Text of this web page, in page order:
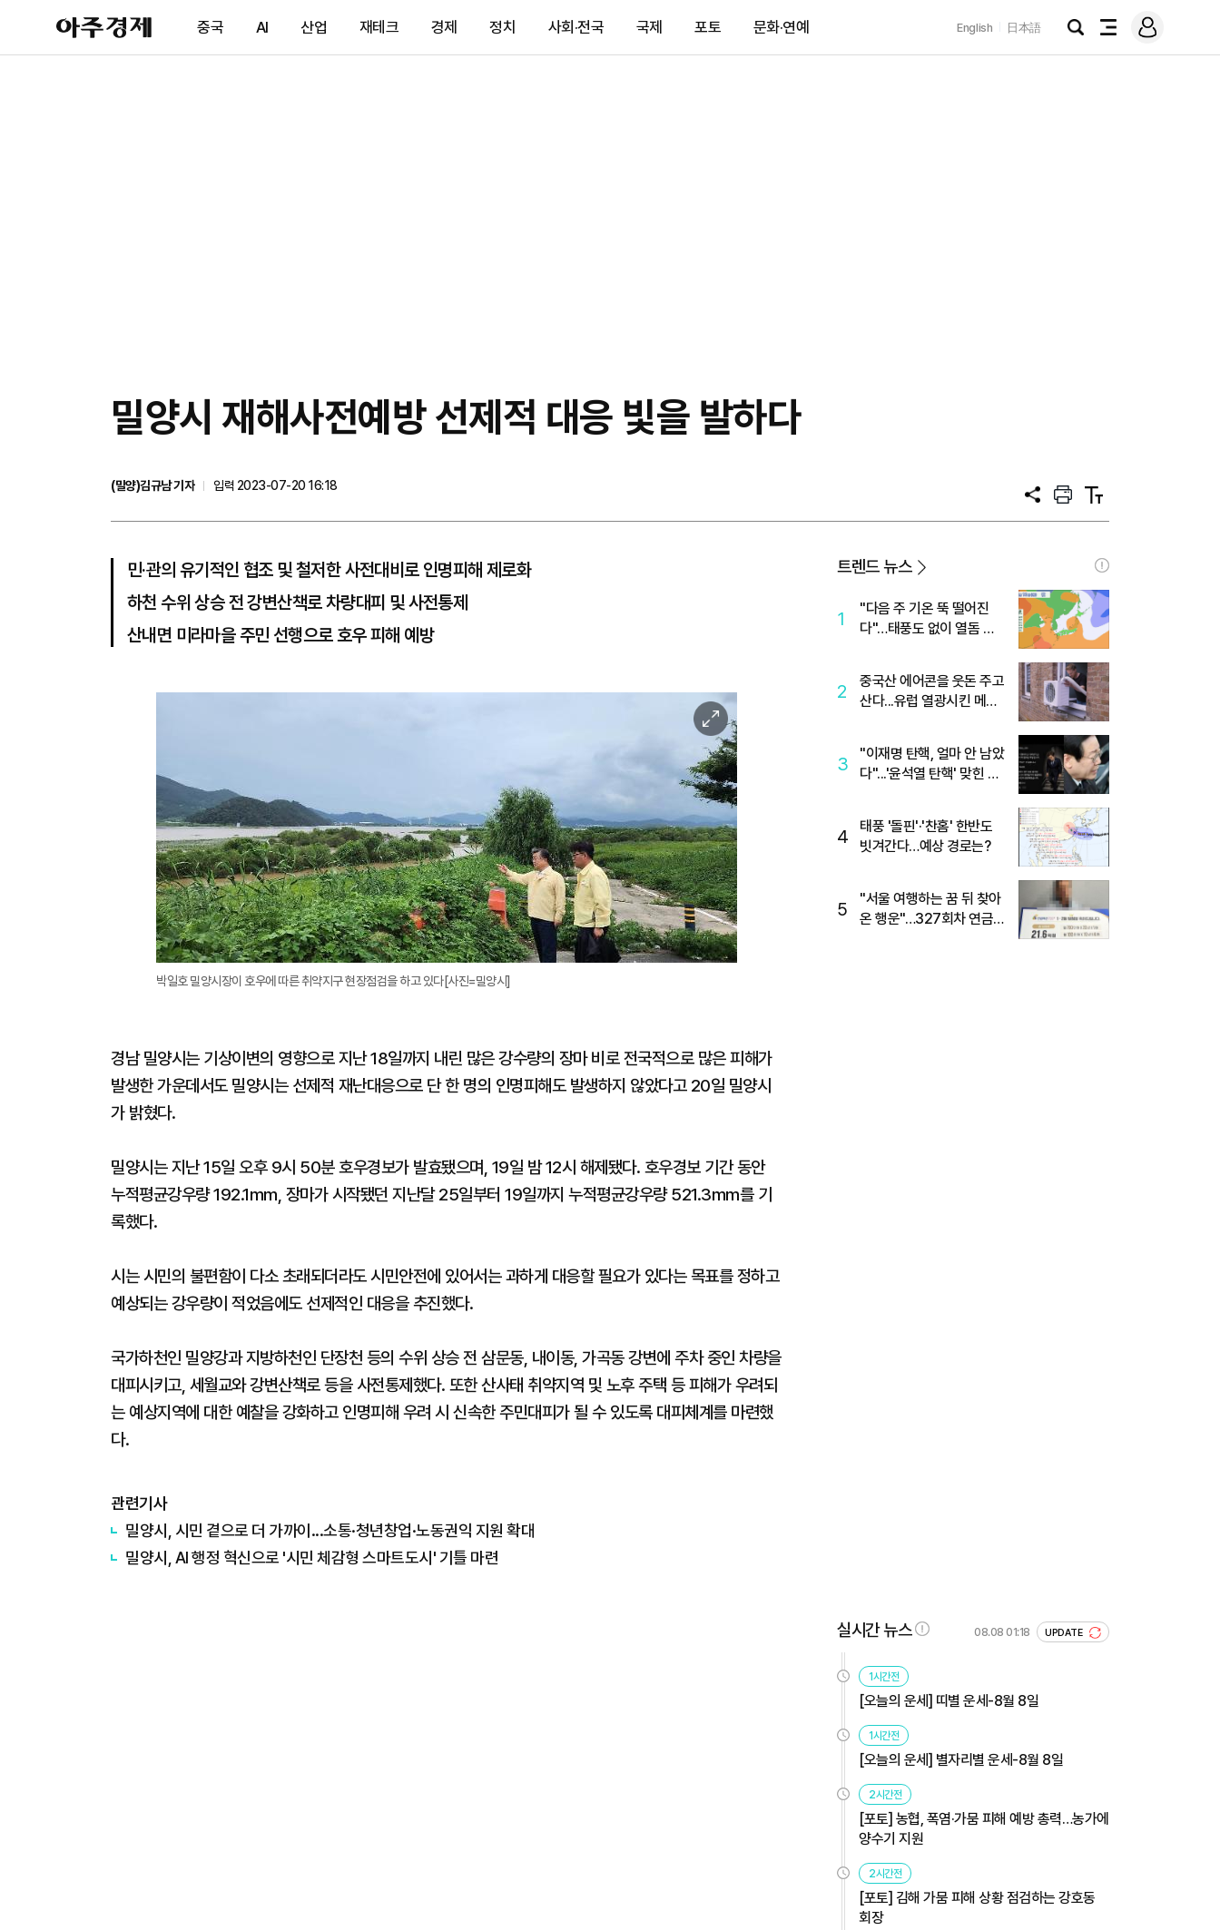
아
주
제
중국 AI 산업 재테크 경제 정치 사회·전국 국제 포토 문화·연예 English 日本語
검
전
메
그
밀양시 재해사전예방 선제적 대응 빛을 발하다
(밀양)김규남 기자
입력 2023-07-20 16:18
공
프
트
텍
트
민·관의 유기적인 협조 및 철저한 사전대비로 인명피해 제로화
하천 수위 상승 전 강변산책로 차량대피 및 사전통제
산내면 미라마을 주민 선행으로 호우 피해 예방
이
미
지
확
대
박일호 밀양시장이 호우에 따른 취약지구 현장점검을 하고 있다[사진=밀양시]
경남 밀양시는 기상이변의 영향으로 지난 18일까지 내린 많은 강수량의 장마 비로 전국적으로 많은 피해가
발생한 가운데서도 밀양시는 선제적 재난대응으로 단 한 명의 인명피해도 발생하지 않았다고 20일 밀양시
가 밝혔다.
밀양시는 지난 15일 오후 9시 50분 호우경보가 발효됐으며, 19일 밤 12시 해제됐다. 호우경보 기간 동안
누적평균강우량 192.1mm, 장마가 시작됐던 지난달 25일부터 19일까지 누적평균강우량 521.3mm를 기
록했다.
시는 시민의 불편함이 다소 초래되더라도 시민안전에 있어서는 과하게 대응할 필요가 있다는 목표를 정하고
예상되는 강우량이 적었음에도 선제적인 대응을 추진했다.
국가하천인 밀양강과 지방하천인 단장천 등의 수위 상승 전 삼문동, 내이동, 가곡동 강변에 주차 중인 차량을
대피시키고, 세월교와 강변산책로 등을 사전통제했다. 또한 산사태 취약지역 및 노후 주택 등 피해가 우려되
는 예상지역에 대한 예찰을 강화하고 인명피해 우려 시 신속한 주민대피가 될 수 있도록 대피체계를 마련했
다.
관련기사
밀양시, 시민 곁으로 더 가까이...소통·청년창업·노동권익 지원 확대
밀양시, AI 행정 혁신으로 '시민 체감형 스마트도시' 기틀 마련
트렌드 뉴스
1
"다음 주 기온 뚝 떨어진
다"…태풍도 없이 열돔 박
2
중국산 에어콘을 웃돈 주고
산다...유럽 열광시킨 메이
3
"이재명 탄핵, 얼마 안 남았
다"...'윤석열 탄핵' 맞힌 무
4
태풍 '돌핀'·'찬홈' 한반도
빗겨간다…예상 경로는?
5
"서울 여행하는 꿈 뒤 찾아
온 행운"…327회차 연금
실시간 뉴스 08.08 01:18 UPDATE
1시간전
[오늘의 운세] 띠별 운세-8월 8일
1시간전
[오늘의 운세] 별자리별 운세-8월 8일
2시간전
[포토] 농협, 폭염·가뭄 피해 예방 총력…농가에
양수기 지원
2시간전
[포토] 김해 가뭄 피해 상황 점검하는 강호동
회장